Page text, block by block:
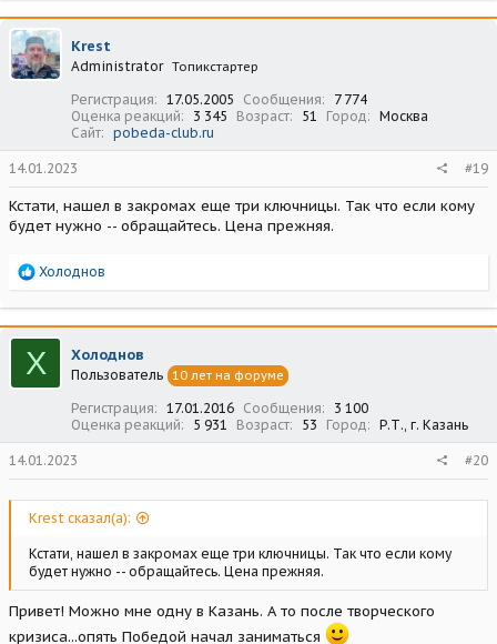
Krest
Administrator Топикстартер
Регистрация 17.05.2005 Сообщения
7 774
Оценка реакций
3 345 Возраст 51 Город
Москва
Сайт
pobeda-club.ru
14.01.2023 #19
Кстати, нашел в закромах еще три ключницы. Так что если кому
будет нужно -- обращайтесь. Цена прежняя.
Р
а
к
ц
и
и
Холоднов
Х Холоднов
Пользователь 10 лет на форуме
Регистрация 17.01.2016 Сообщения
3 100
Оценка реакций
5 931 Возраст 53 Город Р.Т., г. Казань
14.01.2023 #20
Krest сказал(а):
Кстати, нашел в закромах еще три ключницы. Так что если кому
будет нужно -- обращайтесь. Цена прежняя.
Привет! Можно мне одну в Казань. А то после творческого
кризиса...опять Победой начал заниматься